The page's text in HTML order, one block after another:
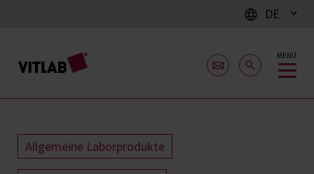
DE
MENÜ
Allgemeine Laborprodukte